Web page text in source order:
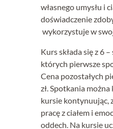
własnego umysłu i
doświadczenie
wykorzystuje w
Kurs składa się z 6
których pierwsze
Cena pozostałych
zł. Spotkania
kursie kontynuując,
pracę z ciałem i
oddech. Na kursie